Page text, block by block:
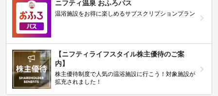
ニフティ温泉 おふろパス
温浴施設をお得に楽しめるサブスクリプションプラン
【ニフティライフスタイル株主優待のご案
内】
株主優待制度で人気の温浴施設に行こう！対象施設が
拡充されました！